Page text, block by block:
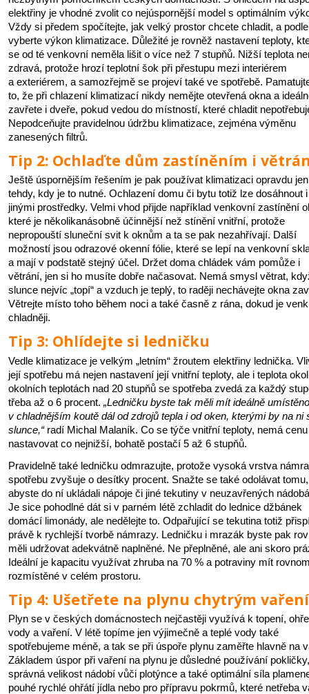
elektřiny je vhodné zvolit co nejúspornější model s optimálním
Vždy si předem spočítejte, jak velký prostor chcete chladit, a
vyberte výkon klimatizace. Důležité je rovněž nastavení teploty,
se od té venkovní neměla lišit o více než 7 stupňů. Nižší teplota
zdravá, protože hrozí teplotní šok při přestupu mezi interiérem
a exteriérem, a samozřejmě se projeví také ve spotřebě.
to, že při chlazení klimatizací nikdy nemějte otevřená okna a
zavřete i dveře, pokud vedou do místností, které chladit
Nepodceňujte pravidelnou údržbu klimatizace, zejména výměnu
zanesených filtrů.
Tip 2: Ochlaďte dům zastíněním i
Ještě úspornějším řešením je pak používat klimatizaci opravdu jen
tehdy, kdy je to nutné. Ochlazení domu či bytu totiž lze dosáhnout i
jinými prostředky. Velmi vhod přijde například venkovní zastínění
které je několikanásobně účinnější než stínění vnitřní, protože
nepropouští sluneční svit k oknům a ta se pak nezahřívají. Další
možností jsou odrazové okenní fólie, které se lepí na venkovní
a mají v podstatě stejný účel. Držet doma chládek vám pomůže i
větrání, jen si ho musíte dobře načasovat. Nemá smysl větrat,
slunce nejvíc „topí“ a vzduch je teplý, to raději nechávejte okna
Větrejte místo toho během noci a také časně z rána, dokud je
chladněji.
Tip 3: Ohlídejte si ledničku
Vedle klimatizace je velkým „letním“ žroutem elektřiny lednička.
její spotřebu má nejen nastavení její vnitřní teploty, ale i teplota
okolních teplotách nad 20 stupňů se spotřeba zvedá za každý
třeba až o 6 procent. „Ledničku byste tak měli mít ideálně
v chladnějším koutě dál od zdrojů tepla i od oken, kterými by na ni
slunce,“radí Michal Malaník. Co se týče vnitřní teploty, nemá cenu
nastavovat co nejnižší, bohatě postačí 5 až 6 stupňů.
Pravidelně také ledničku odmrazujte, protože vysoká vrstva
spotřebu zvyšuje o desítky procent. Snažte se také odolávat tomu,
abyste do ní ukládali nápoje či jiné tekutiny v neuzavřených
Je sice pohodlné dát si v parném létě zchladit do lednice džbánek
domácí limonády, ale nedělejte to. Odpařující se tekutina totiž
právě k rychlejší tvorbě námrazy. Ledničku i mrazák byste pak
měli udržovat adekvátně naplněné. Ne přeplněné, ale ani skoro
Ideální je kapacitu využívat zhruba na 70 % a potraviny mít
rozmístěné v celém prostoru.
Tip 4: Ušetřete na plynu chytrým
Plyn se v českých domácnostech nejčastěji využívá k topení,
vody a vaření. V létě topíme jen výjimečně a teplé vody také
spotřebujeme méně, a tak se při úspoře plynu zaměřte hlavně na
Základem úspor při vaření na plynu je důsledné používání pokličky,
správná velikost nádobí vůči plotýnce a také optimální síla
pouhé rychlé ohřátí jídla nebo pro přípravu pokrmů, které netřeba